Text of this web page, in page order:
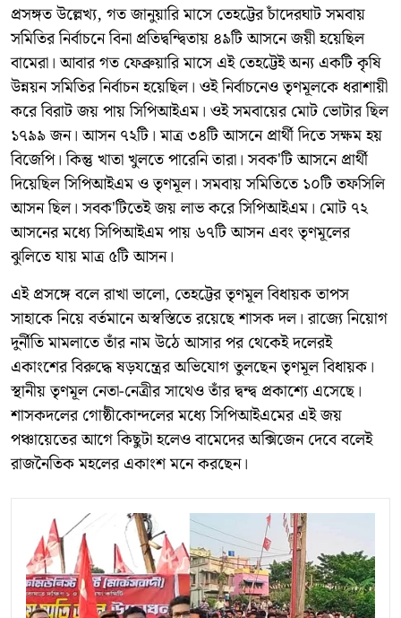
প্রসঙ্গত উল্লেখ্য, গত জানুয়ারি মাসে তেহট্টের চাঁদেরঘাট সমবায়
সমিতির নির্বাচনে বিনা প্রতিদ্বন্দ্বিতায় ৪৯টি আসনে জয়ী হয়েছিল
বামেরা। আবার গত ফেব্রুয়ারি মাসে এই তেহট্টেই অন্য একটি কৃষি
উন্নয়ন সমিতির নির্বাচন হয়েছিল। ওই নির্বাচনেও তৃণমূলকে ধরাশায়ী
করে বিরাট জয় পায় সিপিআইএম। ওই সমবায়ের মোট ভোটার ছিল
১৭৯৯ জন। আসন ৭২টি। মাত্র ৩৪টি আসনে প্রার্থী দিতে সক্ষম হয়
বিজেপি। কিন্তু খাতা খুলতে পারেনি তারা। সবক'টি আসনে প্রার্থী
দিয়েছিল সিপিআইএম ও তৃণমূল। সমবায় সমিতিতে ১০টি তফসিলি
আসন ছিল। সবক'টিতেই জয় লাভ করে সিপিআইএম। মোট ৭২
আসনের মধ্যে সিপিআইএম পায় ৬৭টি আসন এবং তৃণমূলের
ঝুলিতে যায় মাত্র ৫টি আসন।
এই প্রসঙ্গে বলে রাখা ভালো, তেহট্টের তৃণমূল বিধায়ক তাপস
সাহাকে নিয়ে বর্তমানে অস্বস্তিতে রয়েছে শাসক দল। রাজ্যে নিয়োগ
দুর্নীতি মামলাতে তাঁর নাম উঠে আসার পর থেকেই দলেরই
একাংশের বিরুদ্ধে ষড়যন্ত্রের অভিযোগ তুলছেন তৃণমূল বিধায়ক।
স্থানীয় তৃণমূল নেতা-নেত্রীর সাথেও তাঁর দ্বন্দ্ব প্রকাশ্যে এসেছে।
শাসকদলের গোষ্ঠীকোন্দলের মধ্যে সিপিআইএমের এই জয়
পঞ্চায়েতের আগে কিছুটা হলেও বামেদের অক্সিজেন দেবে বলেই
রাজনৈতিক মহলের একাংশ মনে করছেন।